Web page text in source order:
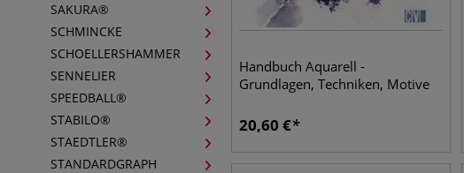
SAKURA®
SCHMINCKE
SCHOELLERSHAMMER
SENNELIER
SPEEDBALL®
STABILO®
STAEDTLER®
STANDARDGRAPH
Handbuch Aquarell -
Grundlagen, Techniken, Motive
20,60 €